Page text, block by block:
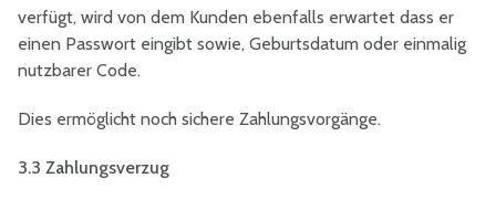
verfügt, wird von dem Kunden ebenfalls erwartet dass er
einen Passwort eingibt sowie, Geburtsdatum oder einmalig
nutzbarer Code.
Dies ermöglicht noch sichere Zahlungsvorgänge.
3.3 Zahlungsverzug